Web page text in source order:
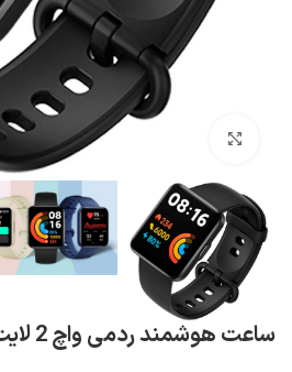
ساعت هوشمند ردمی واچ 2 لایت